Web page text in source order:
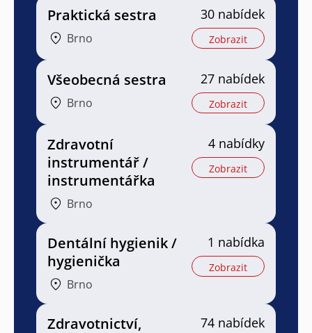
Praktická sestra
Brno
30 nabídek
Zobrazit
Všeobecná sestra
Brno
27 nabídek
Zobrazit
Zdravotní
instrumentář /
instrumentářka
Brno
4 nabídky
Zobrazit
Dentální hygienik /
hygienička
Brno
1 nabídka
Zobrazit
Zdravotnictví,
74 nabídek